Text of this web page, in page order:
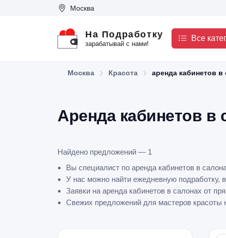
Москва
На Подработку
зарабатывай с нами!
Все
Москва Красота аренда кабинетов в
Аренда кабинетов в
Найдено предложений — 1
Вы специалист по аренда кабинетов в
У нас можно найти ежедневную подработку,
Заявки на аренда кабинетов в салонах от
Свежих предложений для мастеров красоты